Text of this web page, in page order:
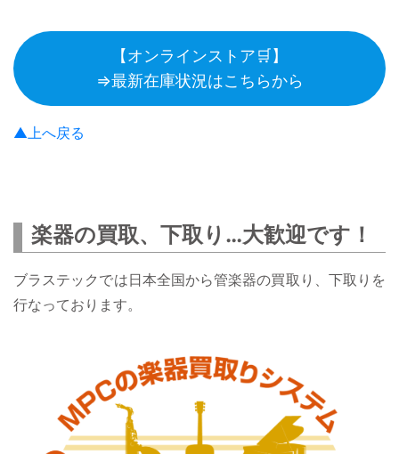
【オンラインストア🛒】
⇒最新在庫状況はこちらから
▲上へ戻る
楽器の買取、下取り…大歓迎です！
ブラステックでは日本全国から管楽器の買取り、下取りを
行なっております。